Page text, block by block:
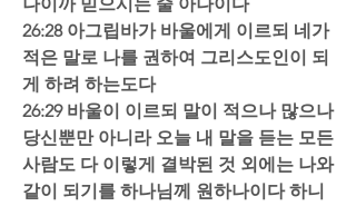
26:28 아그립바가 바울에게 이르되 네가
적은 말로 나를 권하여 그리스도인이 되
게 하려 하는도다
26:29 바울이 이르되 말이 적으나 많으나
당신뿐만 아니라 오늘 내 말을 듣는 모든
사람도 다 이렇게 결박된 것 외에는 나와
같이 되기를 하나님께 원하나이다 하니